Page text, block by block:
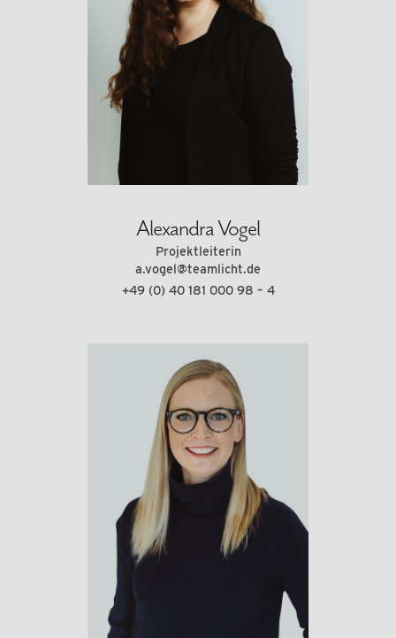
Alexandra Vogel
a.vogel@teamlicht.de
+49 (0) 40 181 000 98 – 4
Projektleiterin